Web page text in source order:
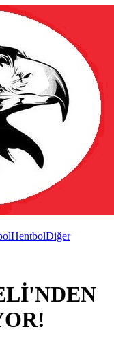
HentbolDiğer